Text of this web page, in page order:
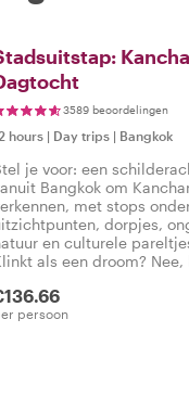
3589 beoordelingen
hours | Day trips | Bangkok
je voor: een
Bangkok om
met stops
dorpjes,
en culturele
als een droom?
host die de weg
persoon